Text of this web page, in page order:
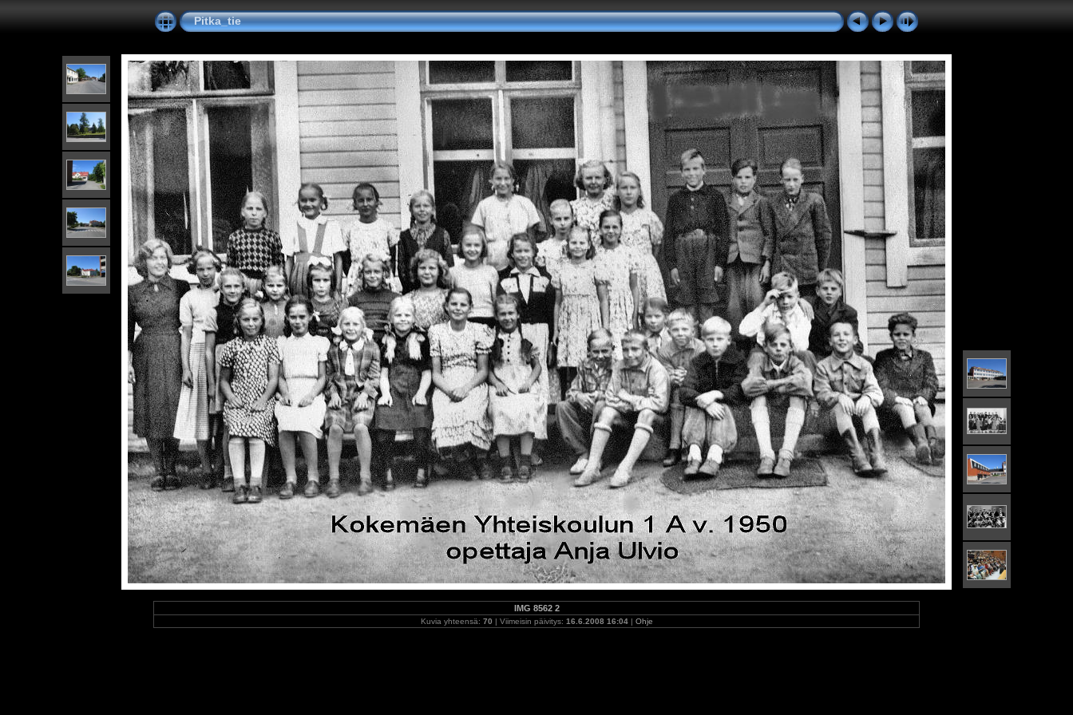
Pitka_tie
IMG 8562 2
Kuvia yhteensä: 70 | Viimeisin päivitys: 16.6.2008 16:04| Ohje